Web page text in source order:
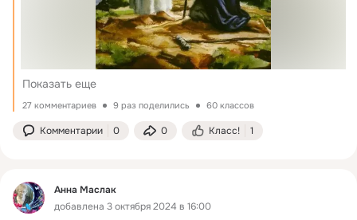
Показать еще
27 комментариев 9 раз поделились 60 классов
Комментарии 0 0 Класс! 1
Анна Маслак
добавлена 3 октября 2024 в 16:00